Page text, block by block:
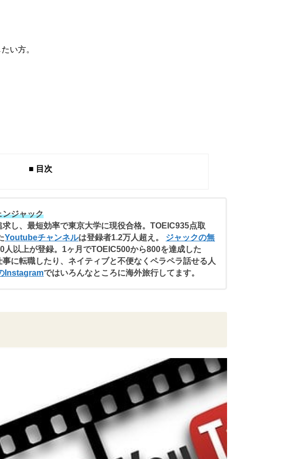
い方。
■ 目次
ンジャック
し、最短効率で東京大学に現役合格。TOEIC935点取
Youtubeチャンネルは登録者1.2万人超え。 ジャックの無
人以上が登録。1ヶ月でTOEIC500から800を達成した
事に転職したり、ネイティブと不便なくペラペラ話せる人
Instagramではいろんなところに海外旅行してます。